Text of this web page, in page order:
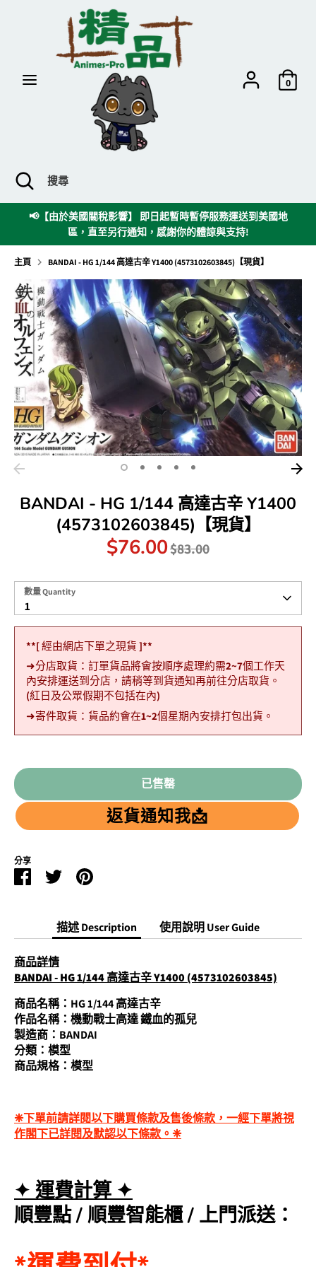
0
尋
搜
尋
關
閉
搜
📢【由於美國關稅影響】 即日起暫時暫停服務運送到美國地
區，直至另行通知，感謝你的體諒與支持!
主頁 BANDAI - HG 1/144 高達古辛 Y1400 (4573102603845)【現貨】
BANDAI - HG 1/144 高達古辛 Y1400
(4573102603845)【現貨】
$76.00 原
價
$83.00
數
Quantity
1
數量 Quantity
**[ 經由網店下單之現貨 ]**
➜分店取貨：訂單貨品將會按順序處理約需2~7個工作天
內安排運送到分店，請稍等到貨通知再前往分店取貨。
(紅日及公眾假期不包括在內)
➜寄件取貨：貨品約會在1~2個星期內安排打包出貨。
已售罄
返貨通知我📩
分享
Facebook
分
TwitterPinterest
描述 Description
使用說明 User Guide
商品詳情
BANDAI - HG 1/144 高達古辛 Y1400 (4573102603845)
商品名稱：HG 1/144 高達古辛
作品名稱：機動戰士高達 鐵血的孤兒
製造商：BANDAI
分類：模型
商品規格：模型
❈下單前請詳閱以下購買條款及售後條款，一經下單將視
作閣下已詳閱及默認以下條款。❈
✦ 運費計算 ✦
順豐點 /順豐智能櫃/ 上門派送：